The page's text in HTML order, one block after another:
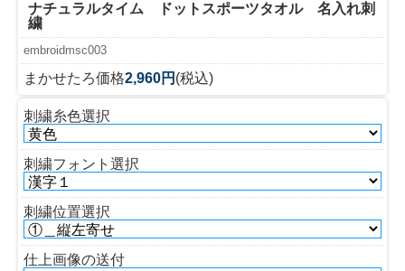
ナチュラルタイム ドットスポーツタオル 名入れ刺
繍
embroidmsc003
まかせたろ価格2,960円 (税込)
刺繍糸色選択
刺繍フォント選択
刺繍位置選択
仕上画像の送付